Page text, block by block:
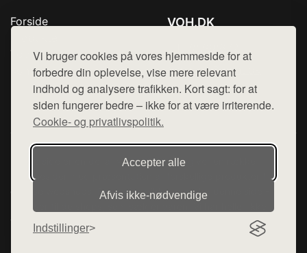
Vi bruger cookies på vores hjemmeside for at
forbedre din oplevelse, vise mere relevant
indhold og analysere trafikken. Kort sagt: for at
siden fungerer bedre – ikke for at være irriterende.
Cookie- og privatlivspolitik.
Accepter alle
Afvis ikke‑nødvendige
Indstillinger
Forside
Top Rabatter
Kontakt
VOH.DK
Mail: hej@want.dk
Cookie- og privatlivspolitik
Denne side er en del af want.dk, der udgiver en række
hjemmesider med præsentation af forskellige produkter fra
diverse webshops. Der sælges ikke varer fra denne side - vi
henviser til de shops, som sælger varen. Vi har heller ikke
varerne på lager.